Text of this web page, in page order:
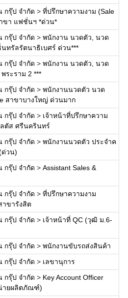
กรุ๊ป จำกัด > ที่ปรึกษาความงาม (Sale
ขา แฟชั่นฯ *ด่วน*
กรุ๊ป จำกัด > พนักงาน นวดตัว, นวด
นทรัลรัตนาธิเบศร์ ด่วน***
กรุ๊ป จำกัด > พนักงาน นวดตัว, นวด
ระราม 2 ***
กรุ๊ป จำกัด > พนักงานนวดตัว นวด
สาขาบางใหญ่ ด่วนมาก
กรุ๊ป จำกัด > เจ้าหน้าที่ปรึกษาความ
ลตัส ศรีนครินทร์
กรุ๊ป จำกัด > พนักงานนวดตัว ประจำค
ด่วน)
กรุ๊ป จำกัด > Assistant Sales &
กรุ๊ป จำกัด > ที่ปรึกษาความงาม
าขารังสิต
กรุ๊ป จำกัด > เจ้าหน้าที่ QC (วุฒิ ม.6-
กรุ๊ป จำกัด > พนักงานขับรถส่งสินค้า
กรุ๊ป จำกัด > เลขานุการ
กรุ๊ป จำกัด > Key Account Officer
ายผลิตภัณฑ์)